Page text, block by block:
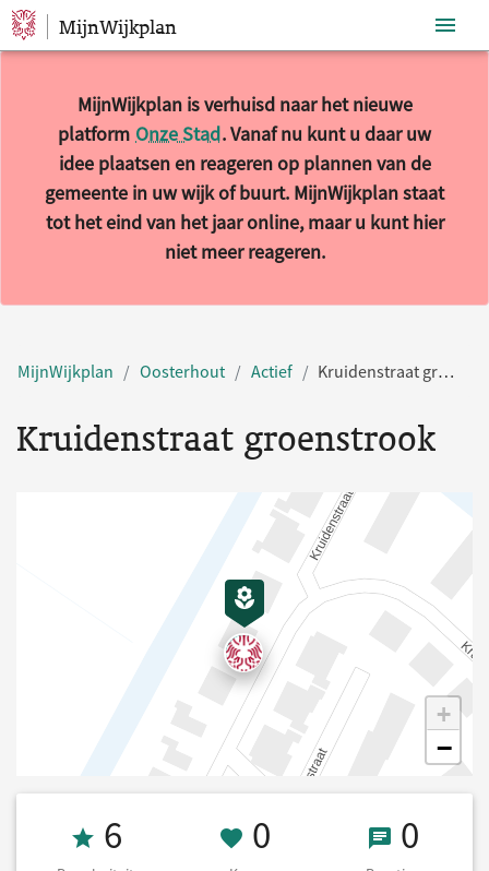
Sla navigatie over
MijnWijkplan
MijnWijkplan is verhuisd naar het nieuwe
platform Onze Stad. Vanaf nu kunt u daar uw
idee plaatsen en reageren op plannen van de
gemeente in uw wijk of buurt. MijnWijkplan staat
tot het eind van het jaar online, maar u kunt hier
niet meer reageren.
MijnWijkplan Oosterhout Actief Kruidenstraat groenstrook
Kruidenstraat groenstrook
+
−
Populariteit 6
6 0 Keer
0 0 0